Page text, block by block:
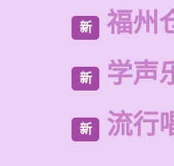
新 福州
新 学声
新 流行